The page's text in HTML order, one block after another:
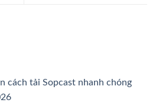
cách tải Sopcast nhanh chóng